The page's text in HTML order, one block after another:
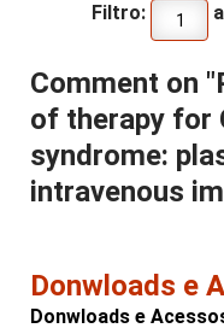
Filtro: a
Comment on
of therapy for
syndrome:
intravenous
Donwloads e
Donwloads e